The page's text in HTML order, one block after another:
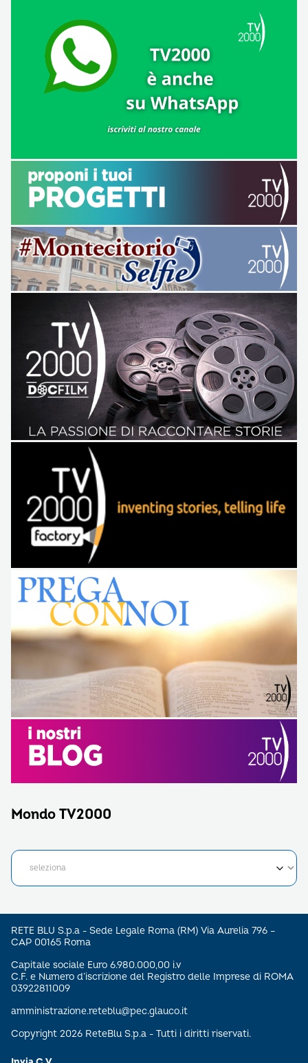
Mondo TV2000
RETE BLU S.p.a - Sede Legale Roma (RM) Via Aurelia 796 –
CAP 00165 Roma
Capitale sociale Euro 6.980.000,00 i.v
C.F. e Numero d’iscrizione del Registro delle Imprese di ROMA
03922811009
amministrazione.reteblu@pec.glauco.it
Copyright 2026 ReteBlu S.p.a - Tutti i diritti riservati.